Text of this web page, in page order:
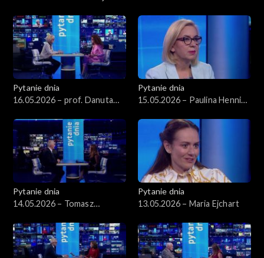
Pytanie dnia
16.05.2026 – prof. Danuta
Pytanie dnia
15.05.2026 – Paulina Hennig-
Pytanie dnia
14.05.2026 – Tomasz
Pytanie dnia
13.05.2026 – Maria Ejchart